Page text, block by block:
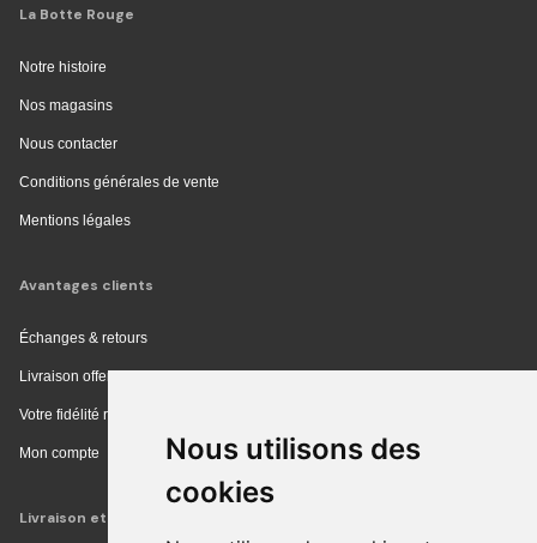
Nous utilisons des
cookies
La Botte Rouge
Notre histoire
Nos magasins
Nous contacter
Conditions générales de vente
Mentions légales
Avantages clients
Échanges & retours
Livraison offerte en magasin
Votre fidélité récompensée
Mon compte
Livraison et achat